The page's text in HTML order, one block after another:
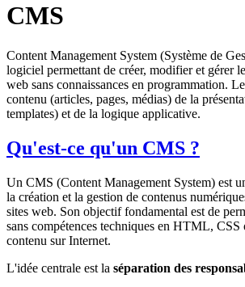
CMS
Content Management System (Système de
logiciel permettant de créer, modifier et gérer
web sans connaissances en programmation.
contenu (articles, pages, médias) de la
templates) et de la logique applicative.
Qu'est-ce qu'un CMS ?
Un CMS (Content Management System) est
la création et la gestion de contenus
sites web. Son objectif fondamental est de
sans compétences techniques en HTML,
contenu sur Internet.
L'idée centrale est la séparation des